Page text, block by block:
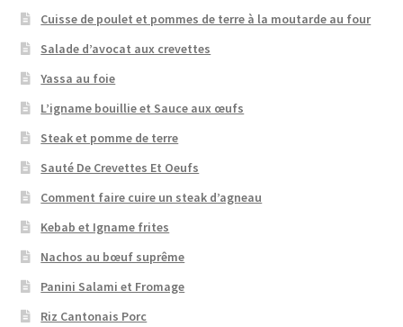
Cuisse de poulet et pommes de terre à la moutarde au four
Salade d’avocat aux crevettes
Yassa au foie
L’igname bouillie et Sauce aux œufs
Steak et pomme de terre
Sauté De Crevettes Et Oeufs
Comment faire cuire un steak d’agneau
Kebab et Igname frites
Nachos au bœuf suprême
Panini Salami et Fromage
Riz Cantonais Porc